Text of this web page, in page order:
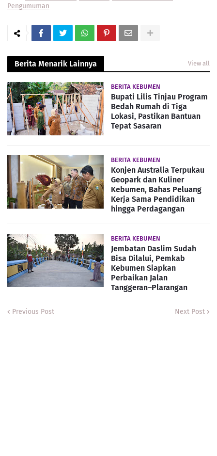
Pengumuman
Berita Menarik Lainnya View all
BERITA KEBUMEN
Bupati Lilis Tinjau Program
Bedah Rumah di Tiga
Lokasi, Pastikan Bantuan
Tepat Sasaran
BERITA KEBUMEN
Konjen Australia Terpukau
Geopark dan Kuliner
Kebumen, Bahas Peluang
Kerja Sama Pendidikan
hingga Perdagangan
BERITA KEBUMEN
Jembatan Daslim Sudah
Bisa Dilalui, Pemkab
Kebumen Siapkan
Perbaikan Jalan
Tanggeran–Plarangan
Previous Post Next Post